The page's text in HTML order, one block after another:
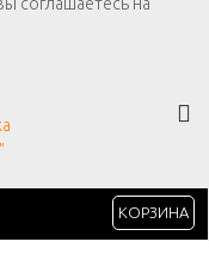
КОРЗИНА